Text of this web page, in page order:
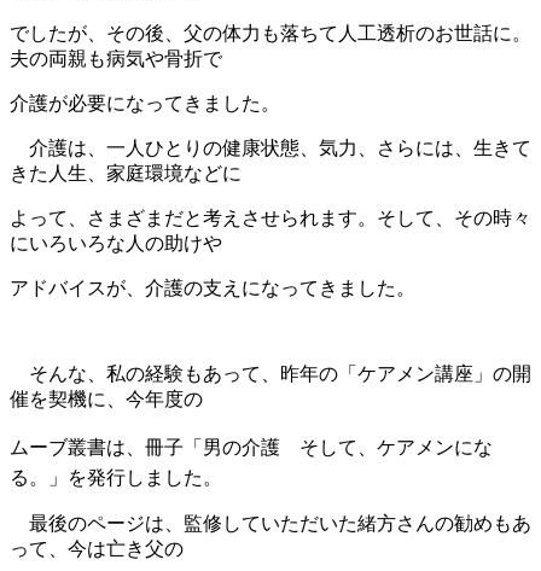
でしたが、その後、父の体力も落ちて人工透析のお世話に。
夫の両親も病気や骨折で
介護が必要になってきました。
介護は、一人ひとりの健康状態、気力、さらには、生きて
きた人生、家庭環境などに
よって、さまざまだと考えさせられます。そして、その時々
にいろいろな人の助けや
アドバイスが、介護の支えになってきました。
そんな、私の経験もあって、昨年の「ケアメン講座」の開
催を契機に、今年度の
ムーブ叢書は、冊子「男の介護 そして、ケアメンにな
る。」を発行しました。
最後のページは、監修していただいた緒方さんの勧めもあ
って、今は亡き父の